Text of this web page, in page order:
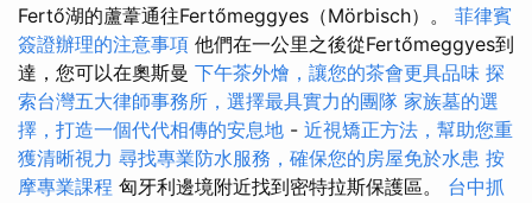
Fertő湖的蘆葦通往Fertőmeggyes（Mörbisch）。 菲律賓
簽證辦理的注意事項 他們在一公里之後從Fertőmeggyes到
達，您可以在奧斯曼 下午茶外燴，讓您的茶會更具品味 探
索台灣五大律師事務所，選擇最具實力的團隊 家族墓的選
擇，打造一個代代相傳的安息地 - 近視矯正方法，幫助您重
獲清晰視力 尋找專業防水服務，確保您的房屋免於水患 按
摩專業課程 匈牙利邊境附近找到密特拉斯保護區。 台中抓